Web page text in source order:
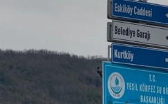
Bilim ve Teknoloji
Genel